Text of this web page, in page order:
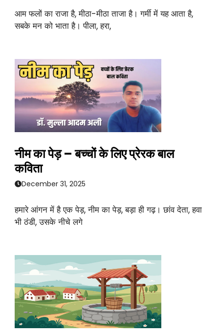
आम फलों का राजा है, मीठा-मीठा ताजा है। गर्मी में यह आता है,
सबके मन को भाता है। पीला, हरा,
नीम का पेड़ – बच्चों के लिए प्रेरक बाल
कविता
December 31, 2025
हमारे आंगन में है एक पेड़, नीम का पेड़, बड़ा ही गढ़। छांव देता, हवा
भी ठंडी, उसके नीचे लगे